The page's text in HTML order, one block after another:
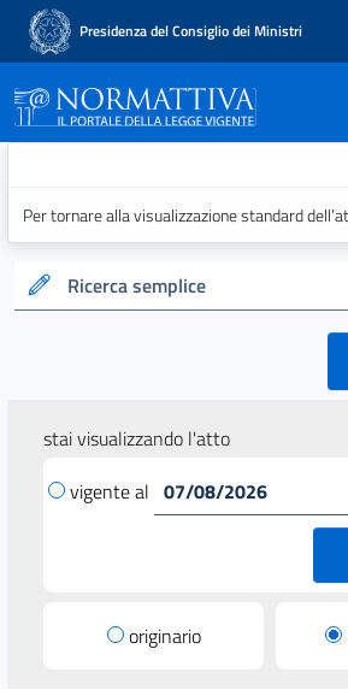
Presidenza del Consiglio dei Ministri
Normattiva - Il
Per tornare alla visualizzazione standard
Ricerca semplice
stai visualizzando l'atto
vigente al
originario